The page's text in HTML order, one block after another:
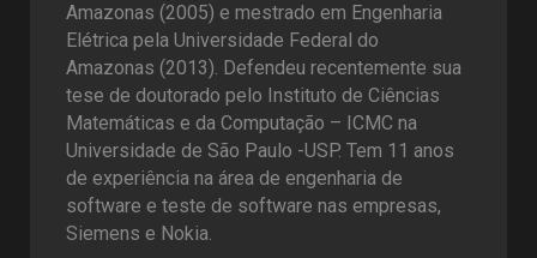
Amazonas (2005) e mestrado em Engenharia
Elétrica pela Universidade Federal do
Amazonas (2013). Defendeu recentemente sua
tese de doutorado pelo Instituto de Ciências
Matemáticas e da Computação – ICMC na
Universidade de São Paulo -USP. Tem 11 anos
de experiência na área de engenharia de
software e teste de software nas empresas,
Siemens e Nokia.